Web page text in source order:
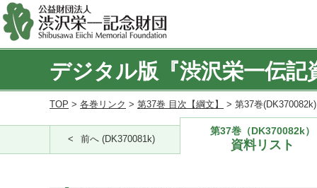
デジタル版『渋沢栄一伝記
TOP > 各巻リンク > 第37巻 目次【綱文】 > 第37巻
前へ (DK370081k)
第37巻（DK370082k）
資料リスト